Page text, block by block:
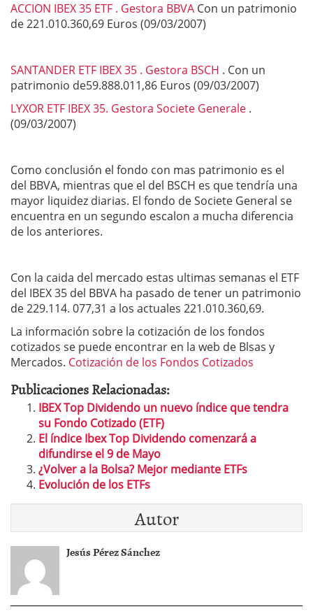
ACCION IBEX 35 ETF . Gestora BBVA Con un patrimonio
de 221.010.360,69 Euros (09/03/2007)
SANTANDER ETF IBEX 35 . Gestora BSCH . Con un
patrimonio de59.888.011,86 Euros (09/03/2007)
LYXOR ETF IBEX 35. Gestora Societe Generale .
(09/03/2007)
Como conclusión el fondo con mas patrimonio es el
del BBVA, mientras que el del BSCH es que tendría una
mayor liquidez diarias. El fondo de Societe General se
encuentra en un segundo escalon a mucha diferencia
de los anteriores.
Con la caida del mercado estas ultimas semanas el ETF
del IBEX 35 del BBVA ha pasado de tener un patrimonio
de 229.114. 077,31 a los actuales 221.010.360,69.
La información sobre la cotización de los fondos
cotizados se puede encontrar en la web de Blsas y
Mercados. Cotización de los Fondos Cotizados
Publicaciones Relacionadas:
IBEX Top Dividendo un nuevo índice que tendra
su Fondo Cotizado (ETF)
El índice Ibex Top Dividendo comenzará a
difundirse el 9 de Mayo
¿Volver a la Bolsa? Mejor mediante ETFs
Evolución de los ETFs
Autor
Jesús Pérez Sánchez